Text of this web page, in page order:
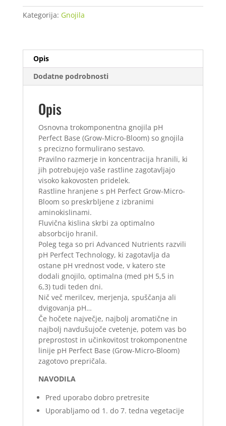
Micro
500
Kategorija: Gnojila
Opis
Dodatne podrobnosti
Opis
Osnovna trokomponentna gnojila pH
Perfect Base (Grow-Micro-Bloom) so gnojila
s precizno formulirano sestavo.
Pravilno razmerje in koncentracija hranili, ki
jih potrebujejo vaše rastline zagotavljajo
visoko kakovosten pridelek.
Rastline hranjene s pH Perfect Grow-Micro-
Bloom so preskrbljene z izbranimi
aminokislinami.
Fluvična kislina skrbi za optimalno
absorbcijo hranil.
Poleg tega so pri Advanced Nutrients razvili
pH Perfect Technology, ki zagotavlja da
ostane pH vrednost vode, v katero ste
dodali gnojilo, optimalna (med pH 5,5 in
6,3) tudi teden dni.
Nič več merilcev, merjenja, spuščanja ali
dvigovanja pH…
Če hočete največje, najbolj aromatične in
najbolj navdušujoče cvetenje, potem vas bo
preprostost in učinkovitost trokomponentne
linije pH Perfect Base (Grow-Micro-Bloom)
zagotovo prepričala.
NAVODILA
Pred uporabo dobro pretresite
Uporabljamo od 1. do 7. tedna vegetacije